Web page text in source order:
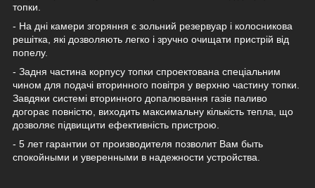
топки.
- На дні камери згоряння є зольний резервуар і колосникова
решітка, які дозволяють легко і зручно очищати пристрій від
попелу.
- Задня частина корпусу топки спроектована спеціальним
чином для подачі вторинного повітря у верхню частину топки.
Завдяки системі вторинного допалювання газів паливо
догорає повністю, виходить максимальну кількість тепла, що
дозволяє підвищити ефективність пристрою.
- 5 лет гарантии от производителя позволит Вам быть
спокойными и уверенными в надежности устройства.